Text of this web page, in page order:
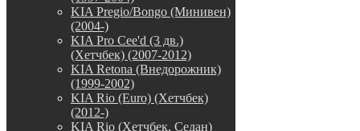
KIA Pregio/Bongo (Минивен)
(2004-)
KIA Pro Cee'd (3 дв.)
(Хетчбек) (2007-2012)
KIA Retona (Внедорожник)
(1999-2002)
KIA Rio (Euro) (Хетчбек)
(2012-)
KIA Rio (Хетчбек, Седан)